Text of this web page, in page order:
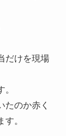
だけを現場
たのか赤く
。